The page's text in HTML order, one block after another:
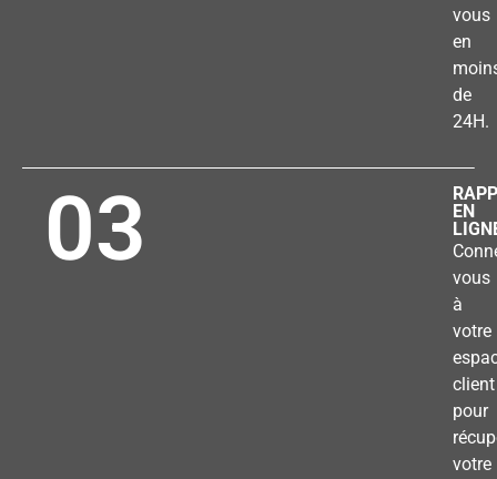
vous
en
de
24H.
03
EN
vous
à
votre
client
pour
votre